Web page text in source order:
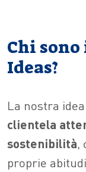
Chi
Ideas?
La nostra
clientela
sostenibilità,
proprie